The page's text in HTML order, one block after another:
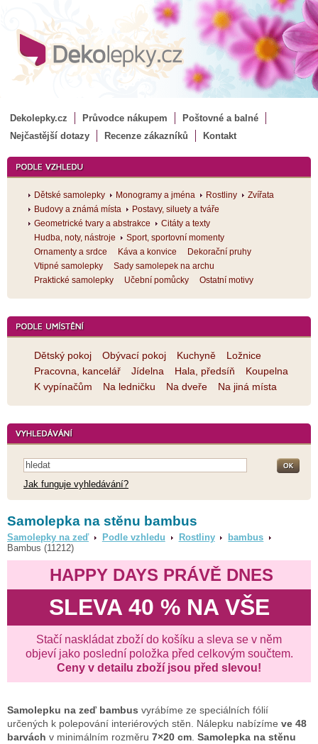
Dekolepky.cz Průvodce nákupem
Poštovné a balné
Nejčastější dotazy
Recenze zákazníků Kontakt
Dětské samolepky Monogramy a jména Rostliny
Zvířata
Budovy a známá místa
Postavy, siluety a tváře
Geometrické tvary a abstrakce
Citáty a texty
Hudba, noty, nástroje
Sport, sportovní momenty
Ornamenty a srdce
Káva a konvice
Dekorační pruhy
Vtipné samolepky
Sady samolepek na archu
Praktické samolepky
Učební pomůcky Ostatní motivy
Dětský pokoj Obývací pokoj Kuchyně
Ložnice
Pracovna, kancelář
Jídelna Hala, předsíň
Koupelna
K vypínačům
Na ledničku Na dveře Na jiná místa
Jak funguje vyhledávání?
Samolepka na stěnu bambus
Samolepky na zeď Podle vzhledu Rostliny
bambus
Bambus (11212)
HAPPY DAYS PRÁVĚ DNES
SLEVA 40 % NA VŠE
Stačí naskládat zboží do košíku a sleva se v něm
objeví jako poslední položka před celkovým součtem.
Ceny v detailu zboží jsou před slevou!
Samolepku na zeď bambus vyrábíme ze speciálních fólií
určených k polepování interiérových stěn. Nálepku nabízíme ve 48
barvách v minimálním rozměru 7×20 cm Samolepka na stěnu